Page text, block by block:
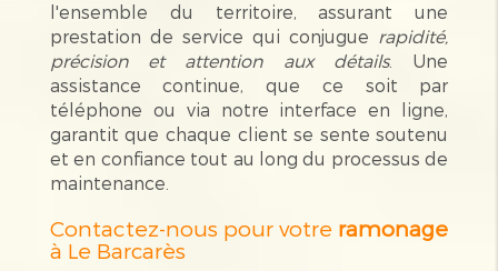
l'ensemble du territoire, assurant une
prestation de service qui conjugue rapidité,
précision et attention aux détails. Une
assistance continue, que ce soit par
téléphone ou via notre interface en ligne,
garantit que chaque client se sente soutenu
et en confiance tout au long du processus de
maintenance.
Contactez-nous pour votre ramonage
à Le Barcarès